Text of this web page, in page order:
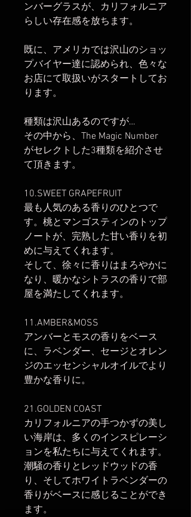
ンバーグラスが、カリフォルニア
らしい存在感を放ちます。
既に、アメリカでは沢山のショッ
プバイヤー達に認められ、色々な
お店にて取扱いがスタートしてお
ります。
種類は沢山あるのですが…
その中から、The Magic Number
がセレクトした3種類を紹介させ
て頂きます。
10.SWEET GRAPEFRUIT
最も人気のある香りのひとつで
す。桃とマンゴスティンのトップ
ノートが、完熟した甘い香りを初
めに与えてくれます。
そして、徐々に香りはまろやかに
なり、暖かなシトラスの香りで部
屋を満たしてくれます。
11.AMBER&MOSS
アンバーとモスの香りをベース
に、ラベンダー、セージとオレン
ジのエッセンシャルオイルでより
豊かな香りに。
21.GOLDEN COAST
カリフォルニアの手つかずの美し
い海岸は、多くのインスピレーシ
ョンを私たちに与えてくれます。
潮騒の香りとレッドウッドの香
り、そしてホワイトラベンダーの
香りがベースに感じることができ
ます。